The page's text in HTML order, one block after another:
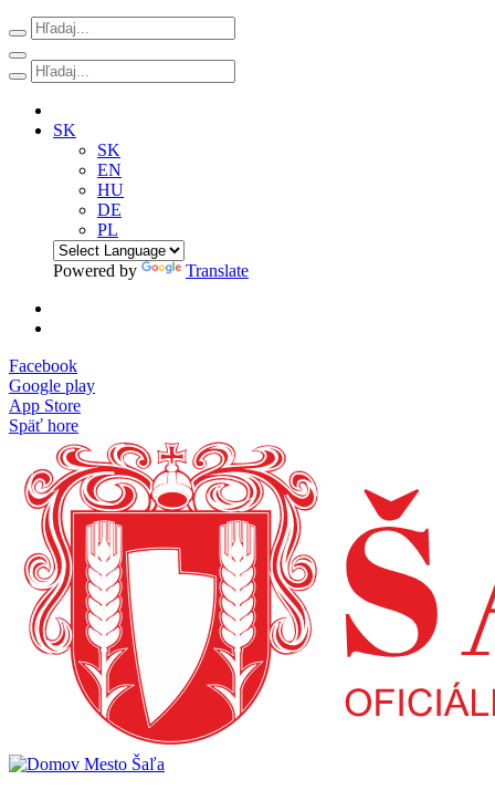
SK
SK
EN
HU
DE
PL
Powered by Translate
Facebook
Google play
App Store
Späť hore